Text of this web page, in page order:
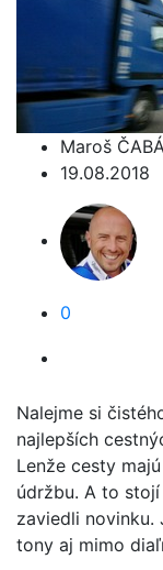
Maroš
19.08.2018
0
Nalejme si
najlepších
Lenže cesty
údržbu. A to
zaviedli novinku.
tony aj mimo